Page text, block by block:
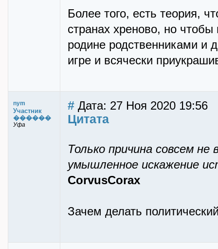
Более того, есть теория,
странах хреново, но
родине родственниками и
игре и всячески
nym
Участник
������
Уфа
# Дата: 27 Ноя 2020 19:56
Цитата
Только причина совсем
умышленное искажение
CorvusCorax
Зачем делать